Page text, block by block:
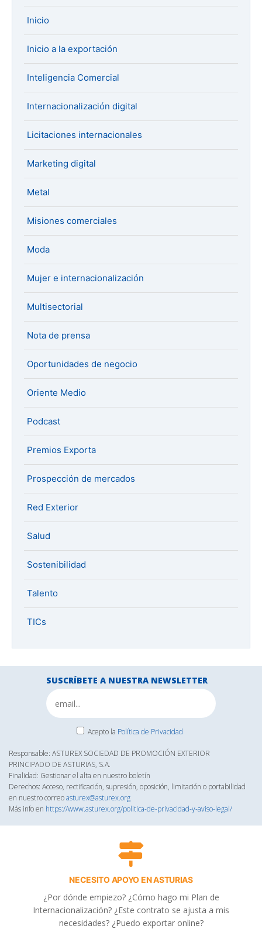
Inicio
Inicio a la exportación
Inteligencia Comercial
Internacionalización digital
Licitaciones internacionales
Marketing digital
Metal
Misiones comerciales
Moda
Mujer e internacionalización
Multisectorial
Nota de prensa
Oportunidades de negocio
Oriente Medio
Podcast
Premios Exporta
Prospección de mercados
Red Exterior
Salud
Sostenibilidad
Talento
TICs
SUSCRÍBETE A NUESTRA NEWSLETTER
Acepto la Política de Privacidad
Responsable: ASTUREX SOCIEDAD DE PROMOCIÓN EXTERIOR
PRINCIPADO DE ASTURIAS, S.A.
Finalidad: Gestionar el alta en nuestro boletín
Derechos: Acceso, rectificación, supresión, oposición, limitación o portabilidad
en nuestro correoasturex@asturex.org
Más info en https://www.asturex.org/politica-de-privacidad-y-aviso-legal/
NECESITO APOYO EN ASTURIAS
¿Por dónde empiezo? ¿Cómo hago mi Plan de
Internacionalización? ¿Este contrato se ajusta a mis
necesidades? ¿Puedo exportar online?